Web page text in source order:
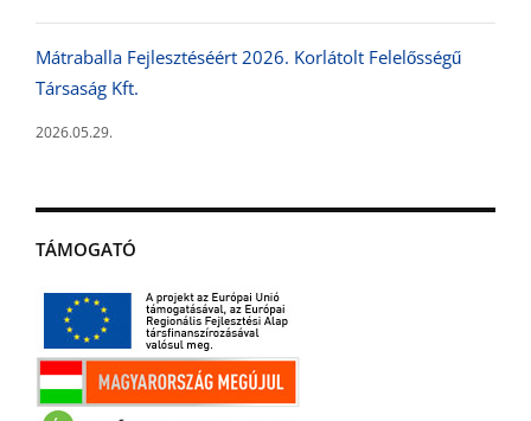
Mátraballa Fejlesztéséért 2026. Korlátolt Felelősségű
Társaság Kft.
2026.05.29.
TÁMOGATÓ